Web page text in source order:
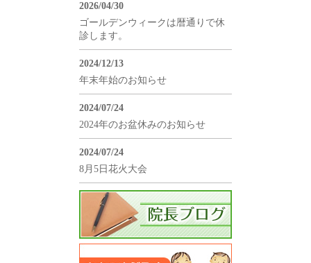
2026/04/30
ゴールデンウィークは暦通りで休
診します。
2024/12/13
年末年始のお知らせ
2024/07/24
2024年のお盆休みのお知らせ
2024/07/24
8月5日花火大会